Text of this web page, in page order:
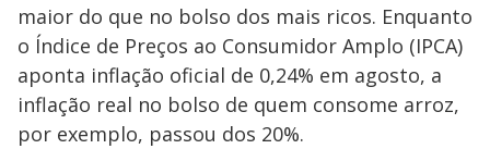
maior do que no bolso dos mais ricos. Enquanto
o Índice de Preços ao Consumidor Amplo (IPCA)
aponta inflação oficial de 0,24% em agosto, a
inflação real no bolso de quem consome arroz,
por exemplo, passou dos 20%.